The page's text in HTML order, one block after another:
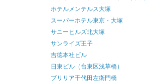
ホテルメンテルス大塚
スーパーホテル東京・大塚
サニーヒルズ北大塚
サンライズ王子
吉徳本社ビル
日東ビル（台東区浅草橋）
ブリリア千代田左衛門橋